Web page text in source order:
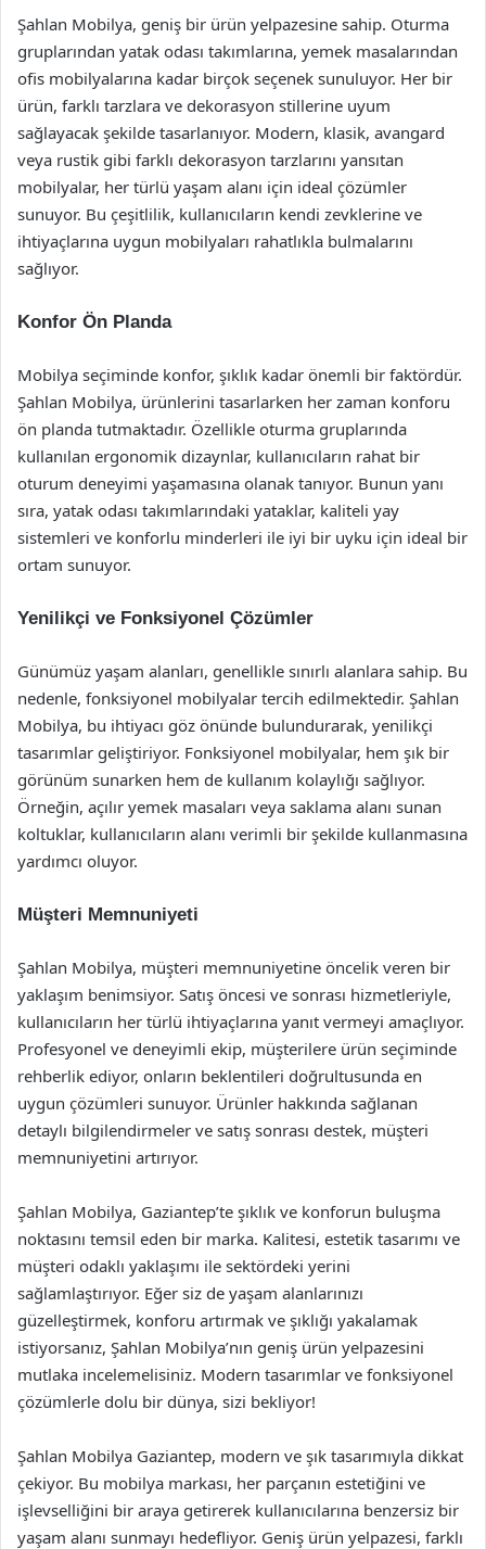
Şahlan Mobilya, geniş bir ürün yelpazesine sahip. Oturma
gruplarından yatak odası takımlarına, yemek masalarından
ofis mobilyalarına kadar birçok seçenek sunuluyor. Her bir
ürün, farklı tarzlara ve dekorasyon stillerine uyum
sağlayacak şekilde tasarlanıyor. Modern, klasik, avangard
veya rustik gibi farklı dekorasyon tarzlarını yansıtan
mobilyalar, her türlü yaşam alanı için ideal çözümler
sunuyor. Bu çeşitlilik, kullanıcıların kendi zevklerine ve
ihtiyaçlarına uygun mobilyaları rahatlıkla bulmalarını
sağlıyor.
Konfor Ön Planda
Mobilya seçiminde konfor, şıklık kadar önemli bir faktördür.
Şahlan Mobilya, ürünlerini tasarlarken her zaman konforu
ön planda tutmaktadır. Özellikle oturma gruplarında
kullanılan ergonomik dizaynlar, kullanıcıların rahat bir
oturum deneyimi yaşamasına olanak tanıyor. Bunun yanı
sıra, yatak odası takımlarındaki yataklar, kaliteli yay
sistemleri ve konforlu minderleri ile iyi bir uyku için ideal bir
ortam sunuyor.
Yenilikçi ve Fonksiyonel Çözümler
Günümüz yaşam alanları, genellikle sınırlı alanlara sahip. Bu
nedenle, fonksiyonel mobilyalar tercih edilmektedir. Şahlan
Mobilya, bu ihtiyacı göz önünde bulundurarak, yenilikçi
tasarımlar geliştiriyor. Fonksiyonel mobilyalar, hem şık bir
görünüm sunarken hem de kullanım kolaylığı sağlıyor.
Örneğin, açılır yemek masaları veya saklama alanı sunan
koltuklar, kullanıcıların alanı verimli bir şekilde kullanmasına
yardımcı oluyor.
Müşteri Memnuniyeti
Şahlan Mobilya, müşteri memnuniyetine öncelik veren bir
yaklaşım benimsiyor. Satış öncesi ve sonrası hizmetleriyle,
kullanıcıların her türlü ihtiyaçlarına yanıt vermeyi amaçlıyor.
Profesyonel ve deneyimli ekip, müşterilere ürün seçiminde
rehberlik ediyor, onların beklentileri doğrultusunda en
uygun çözümleri sunuyor. Ürünler hakkında sağlanan
detaylı bilgilendirmeler ve satış sonrası destek, müşteri
memnuniyetini artırıyor.
Şahlan Mobilya, Gaziantep’te şıklık ve konforun buluşma
noktasını temsil eden bir marka. Kalitesi, estetik tasarımı ve
müşteri odaklı yaklaşımı ile sektördeki yerini
sağlamlaştırıyor. Eğer siz de yaşam alanlarınızı
güzelleştirmek, konforu artırmak ve şıklığı yakalamak
istiyorsanız, Şahlan Mobilya’nın geniş ürün yelpazesini
mutlaka incelemelisiniz. Modern tasarımlar ve fonksiyonel
çözümlerle dolu bir dünya, sizi bekliyor!
Şahlan Mobilya Gaziantep, modern ve şık tasarımıyla dikkat
çekiyor. Bu mobilya markası, her parçanın estetiğini ve
işlevselliğini bir araya getirerek kullanıcılarına benzersiz bir
yaşam alanı sunmayı hedefliyor. Geniş ürün yelpazesi, farklı